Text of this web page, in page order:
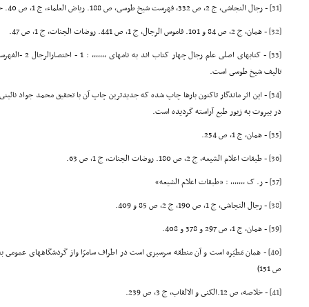
[31]
- رجال النجاشى، ج 2، ص 332، فهرست شیخ طوسى، ص 188. ریاض العلماء، ج 1، ص 40. خلاصه، ص 72.
[32]
- همان، ج 2، ص 84 و 101. قاموس الرجال، ج 1، ص 441. روضات الجنات، ج 1، ص 47.
[33]
تالیف شیخ طوسى است.
[34]
در بیروت به زیور طبع آراسته گردیده است.
[35]
- همان، ج 1، ص 254.
[36]
- طبقات اعلام الشیعه، ج 2، ص 180. روضات الجنات، ج 1، ص 63.
[37]
- ر. ک ,,,,,,, : «طبقات اعلام الشیعه»
[38]
- رجال النجاشى، ج 1، ص 190، ج 2، ص 85 و 409.
[39]
- همان، ج 1، ص 297 و 378 و 408.
[40]
ص 151)
[41]
- خلاصه، ص 12.الکنى و الالقاب، ج 3، ص 239.